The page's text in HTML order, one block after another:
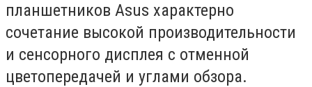
планшетников Asus характерно
сочетание высокой производительности
и сенсорного дисплея с отменной
цветопередачей и углами обзора.